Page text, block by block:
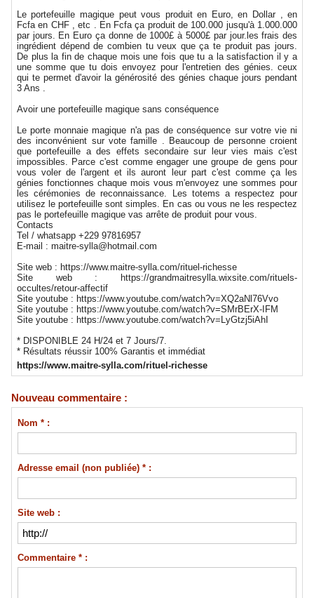
Le portefeuille magique peut vous produit en Euro, en Dollar , en
Fcfa en CHF , etc . En Fcfa ça produit de 100.000 jusqu'à 1.000.000
par jours. En Euro ça donne de 1000£ à 5000£ par jour.les frais des
ingrédient dépend de combien tu veux que ça te produit pas jours.
De plus la fin de chaque mois une fois que tu a la satisfaction il y a
une somme que tu dois envoyez pour l'entretien des génies. ceux
qui te permet d'avoir la générosité des génies chaque jours pendant
3 Ans .
Avoir une portefeuille magique sans conséquence
Le porte monnaie magique n'a pas de conséquence sur votre vie ni
des inconvénient sur vote famille . Beaucoup de personne croient
que portefeuille a des effets secondaire sur leur vies mais c'est
impossibles. Parce c'est comme engager une groupe de gens pour
vous voler de l'argent et ils auront leur part c'est comme ça les
génies fonctionnes chaque mois vous m'envoyez une sommes pour
les cérémonies de reconnaissance. Les totems a respectez pour
utilisez le portefeuille sont simples. En cas ou vous ne les respectez
pas le portefeuille magique vas arrête de produit pour vous.
Contacts
Tel / whatsapp +229 97816957
E-mail : maitre-sylla@hotmail.com
Site web : https://www.maitre-sylla.com/rituel-richesse
Site web : https://grandmaitresylla.wixsite.com/rituels-
occultes/retour-affectif
Site youtube : https://www.youtube.com/watch?v=XQ2aNl76Vvo
Site youtube : https://www.youtube.com/watch?v=SMrBErX-IFM
Site youtube : https://www.youtube.com/watch?v=LyGtzj5iAhI
* DISPONIBLE 24 H/24 et 7 Jours/7.
* Résultats réussir 100% Garantis et immédiat
https://www.maitre-sylla.com/rituel-richesse
Nouveau commentaire :
Nom * :
Adresse email (non publiée) * :
Site web :
Commentaire * :